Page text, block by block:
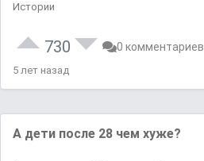
Истории
730 0 комментариев
5 лет назад
А дети после 28 чем хуже?